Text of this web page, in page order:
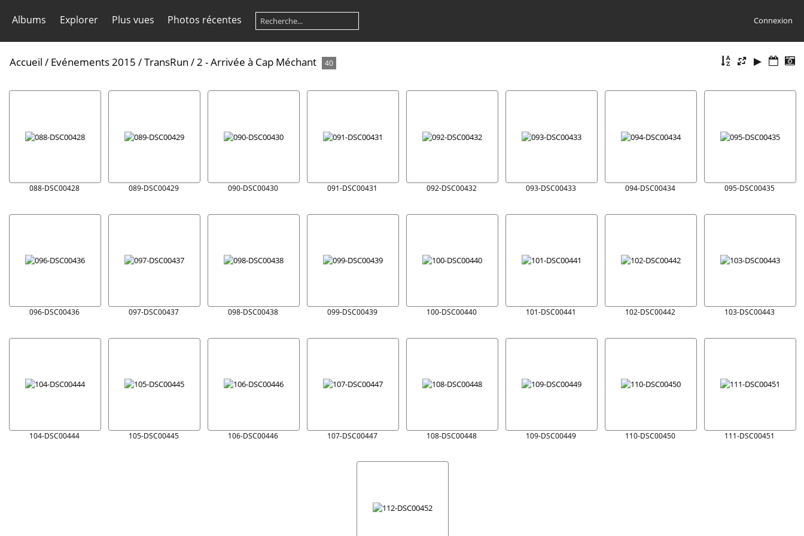
Albums Explorer Plus vues Photos récentes Connexion
Accueil / Evénements 2015 /TransRun /2 - Arrivée à Cap Méchant 40
088-DSC00428 089-DSC00429 090-DSC00430 091-DSC00431 092-DSC00432 093-DSC00433 094-DSC00434 095-DSC00435
096-DSC00436 097-DSC00437 098-DSC00438 099-DSC00439 100-DSC00440 101-DSC00441 102-DSC00442 103-DSC00443
104-DSC00444 105-DSC00445 106-DSC00446 107-DSC00447 108-DSC00448 109-DSC00449 110-DSC00450 111-DSC00451